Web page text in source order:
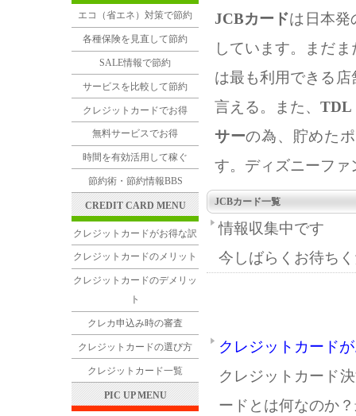
JCBカードは日本発
しています。まだ
は最も利用できる
言える。また、 TDL
サーの為、貯めた
す。ディズニーフ
JCBカード一覧
情報収集中です
今しばらくお待ち
クレジットカード
クレジットカード
ードとは何なのか
エコ（省エネ）対策で節約
各種保険を見直して節約
SALE情報で節約
サービスを比較して節約
クレジットカードでお得
無料サービスでお得
時間を有効活用して稼ぐ
節約術・節約情報BBS
CREDIT CARD MENU
クレジットカードがお得な訳
クレジットカードのメリット
クレジットカードのデメリッ
ト
クレカ申込み時の審査
クレジットカードの選び方
クレジットカード一覧
PIC UP MENU